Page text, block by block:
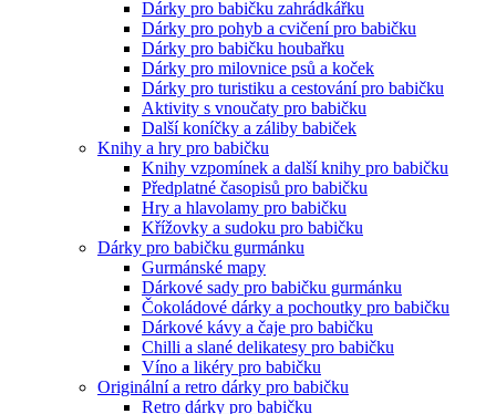
Dárky pro babičku zahrádkářku
Dárky pro pohyb a cvičení pro babičku
Dárky pro babičku houbařku
Dárky pro milovnice psů a koček
Dárky pro turistiku a cestování pro babičku
Aktivity s vnoučaty pro babičku
Další koníčky a záliby babiček
Knihy a hry pro babičku
Knihy vzpomínek a další knihy pro babičku
Předplatné časopisů pro babičku
Hry a hlavolamy pro babičku
Křížovky a sudoku pro babičku
Dárky pro babičku gurmánku
Gurmánské mapy
Dárkové sady pro babičku gurmánku
Čokoládové dárky a pochoutky pro babičku
Dárkové kávy a čaje pro babičku
Chilli a slané delikatesy pro babičku
Víno a likéry pro babičku
Originální a retro dárky pro babičku
Retro dárky pro babičku